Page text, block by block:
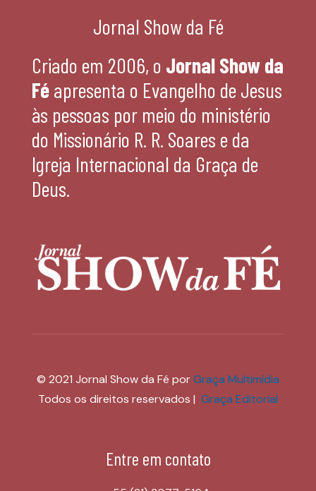
Jornal Show da Fé
Criado em 2006, o Jornal Show da
Féapresenta o Evangelho de Jesus
às pessoas por meio do ministério
do Missionário R. R. Soares e da
Igreja Internacional da Graça de
Deus.
© 2021 Jornal Show da Fé porGraça Multimídia
Todos os direitos reservados | Graça Editorial
Entre em contato